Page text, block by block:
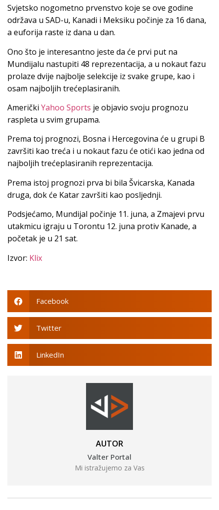
Svjetsko nogometno prvenstvo koje se ove godine
održava u SAD-u, Kanadi i Meksiku počinje za 16 dana,
a euforija raste iz dana u dan.
Ono što je interesantno jeste da će prvi put na
Mundijalu nastupiti 48 reprezentacija, a u nokaut fazu
prolaze dvije najbolje selekcije iz svake grupe, kao i
osam najboljih trećeplasiranih.
Američki Yahoo Sports je objavio svoju prognozu
raspleta u svim grupama.
Prema toj prognozi, Bosna i Hercegovina će u grupi B
završiti kao treća i u nokaut fazu će otići kao jedna od
najboljih trećeplasiranih reprezentacija.
Prema istoj prognozi prva bi bila Švicarska, Kanada
druga, dok će Katar završiti kao posljednji.
Podsjećamo, Mundijal počinje 11. juna, a Zmajevi prvu
utakmicu igraju u Torontu 12. juna protiv Kanade, a
početak je u 21 sat.
Izvor: Klix
Facebook
Twitter
LinkedIn
AUTOR
Valter Portal
Mi istražujemo za Vas